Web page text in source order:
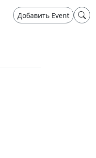
Добавить Event